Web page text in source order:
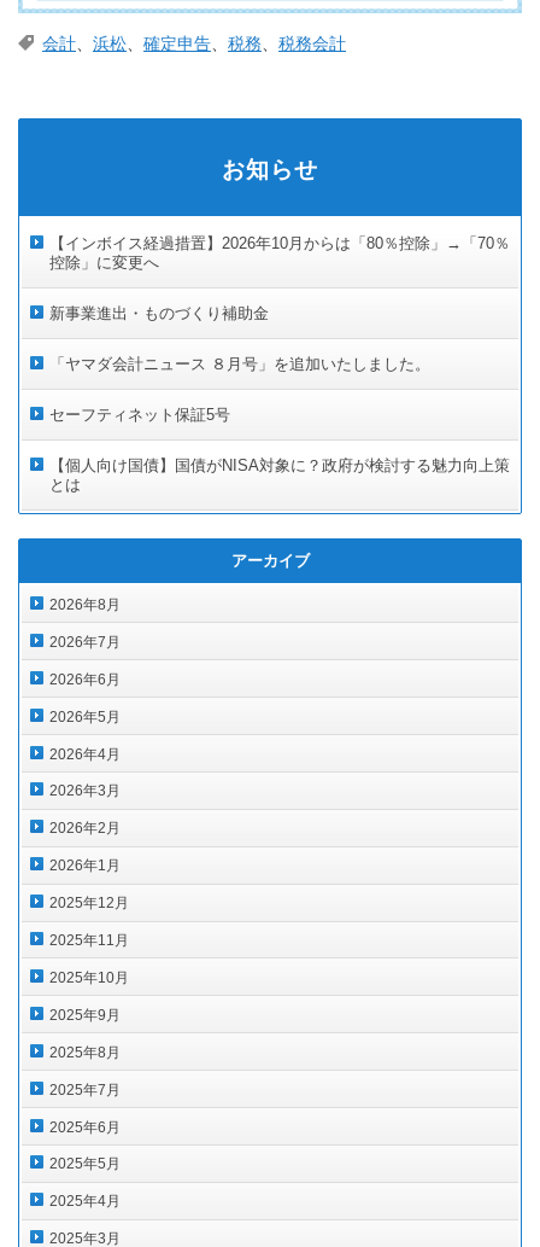
会計 浜松 確定申告 税務 税務会計
お知らせ
【インボイス経過措置】2026年10月からは「80％控除」→「70％
控除」に変更へ
新事業進出・ものづくり補助金
「ヤマダ会計ニュース ８月号」を追加いたしました。
セーフティネット保証5号
【個人向け国債】国債がNISA対象に？政府が検討する魅力向上策
とは
アーカイブ
2026年8月
2026年7月
2026年6月
2026年5月
2026年4月
2026年3月
2026年2月
2026年1月
2025年12月
2025年11月
2025年10月
2025年9月
2025年8月
2025年7月
2025年6月
2025年5月
2025年4月
2025年3月